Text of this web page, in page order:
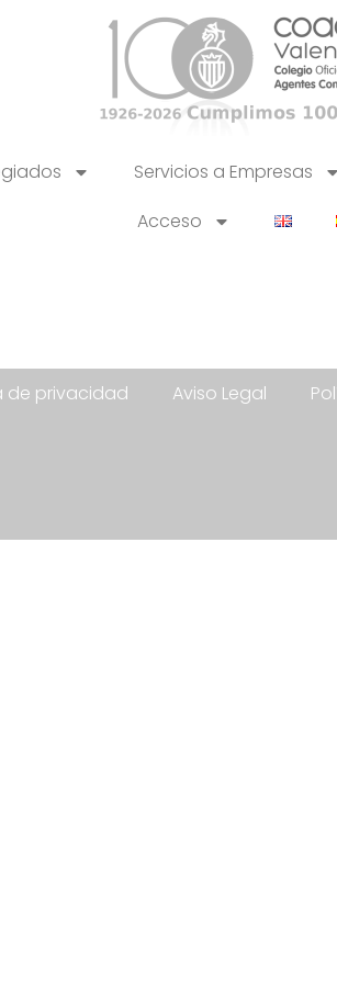
Servicios a Empresas
Acceso
de privacidad Aviso Legal